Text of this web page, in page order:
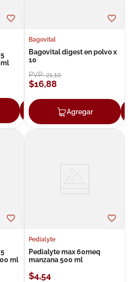
Agregar
Bagovital
Bagovital digest en polvo x
10
PVP:21,10
$16,88
Agregar
ml
Pedialyte
Pedialyte max 60meq
manzana 500 ml
$4,54